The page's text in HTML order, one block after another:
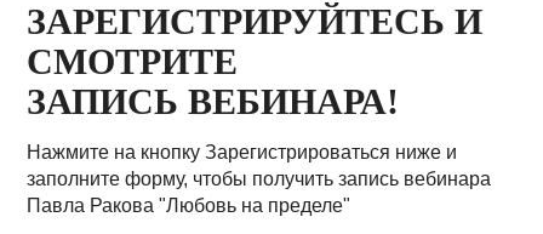
ЗАРЕГИСТРИРУЙТЕСЬ И
СМОТРИТЕ
ЗАПИСЬ ВЕБИНАРА!
Нажмите на кнопку Зарегистрироваться ниже и
заполните форму, чтобы получить запись вебинара
Павла Ракова "Любовь на пределе"